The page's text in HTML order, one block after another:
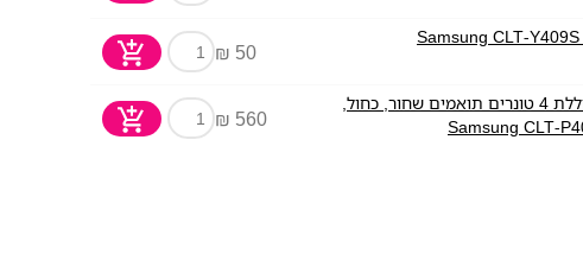
50 ₪
אריזת חסכון הכוללת 4 טונרים תואמים שחור, כחול,
560 ₪